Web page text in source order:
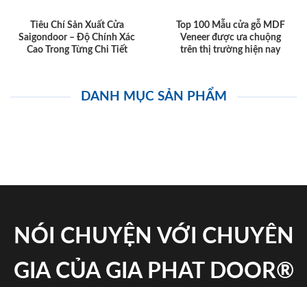
Tiêu Chí Sản Xuất Cửa
Saigondoor – Độ Chính Xác
Cao Trong Từng Chi Tiết
Top 100 Mẫu cửa gỗ MDF
Veneer được ưa chuộng
trên thị trường hiện nay
DANH MỤC SẢN PHẨM
NÓI CHUYỆN VỚI CHUYÊN
GIA CỦA GIA PHAT DOOR®